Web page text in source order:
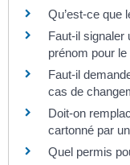
Qu’est-ce que
Faut-il signaler
prénom pour
Faut-il
cas de
Doit-on
cartonné par
Quel permis